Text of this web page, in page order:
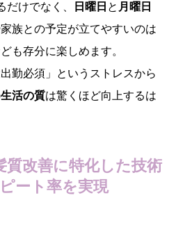
だけでなく、 日曜日 と 月曜日
族との予定が立てやすいのは
も存分に楽しめます。
勤必須」というストレスから
生活の質は驚くほど向上するは
質改善に特化した技術
ート率を実現